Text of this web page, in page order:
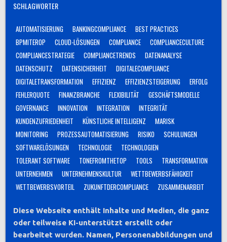
SCHLAGWÖRTER
AUTOMATISIERUNG BANKINGCOMPLIANCE
BEST PRACTICES
BPMITEROP
CLOUD-LÖSUNGEN COMPLIANCE
COMPLIANCECULTURE
COMPLIANCESTRATEGIE
COMPLIANCETRENDS
DATENANALYSE
DATENSCHUTZ
DATENSICHERHEIT
DIGITALECOMPLIANCE
DIGITALETRANSFORMATION
EFFIZIENZ EFFIZIENZSTEIGERUNG
ERFOLG
FEHLERQUOTE
FINANZBRANCHE FLEXIBILITÄT
GESCHÄFTSMODELLE
GOVERNANCE
INNOVATION INTEGRATION
INTEGRITÄT
KUNDENZUFRIEDENHEIT
KÜNSTLICHE INTELLIGENZ
MARISK
MONITORING
PROZESSAUTOMATISIERUNG RISIKO
SCHULUNGEN
SOFTWARELÖSUNGEN
TECHNOLOGIE
TECHNOLOGIEN
TOLERANT SOFTWARE
TONEFROMTHETOP TOOLS
TRANSFORMATION
UNTERNEHMEN
UNTERNEHMENSKULTUR
WETTBEWERBSFÄHIGKEIT
WETTBEWERBSVORTEIL
ZUKUNFTDERCOMPLIANCE ZUSAMMENARBEIT
Diese Webseite enthält Inhalte und Medien, die ganz
oder teilweise KI-unterstützt erstellt oder
bearbeitet wurden. Namen, Personenabbildungen und